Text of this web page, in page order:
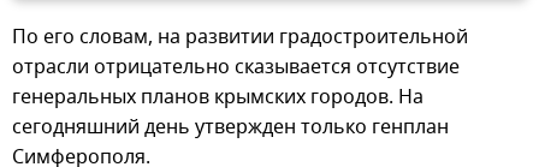
По его словам, на развитии градостроительной
отрасли отрицательно сказывается отсутствие
генеральных планов крымских городов. На
сегодняшний день утвержден только генплан
Симферополя.